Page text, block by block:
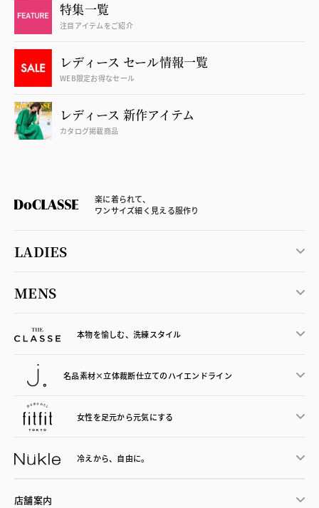
特集一覧
注目アイテムをご紹介
レディース セール情報一覧
WEB限定お得なセール
レディース 新作アイテム
カタログ掲載商品
楽に着られて、
ワンサイズ細く見える服作り
LADIES
MENS
本物を愉しむ、洗練スタイル
名品素材×立体裁断仕立てのハイエンドライン
女性を足元から元気にする
冷えから、 自由に。
店舗案内